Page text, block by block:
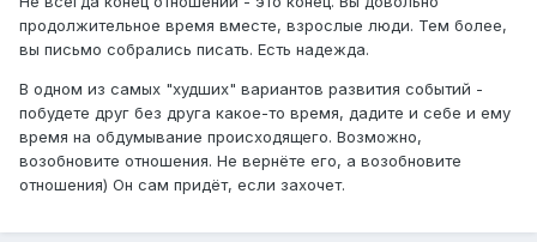
продолжительное время вместе, взрослые люди. Тем более,
вы письмо собрались писать. Есть надежда.
В одном из самых "худших" вариантов развития событий -
побудете друг без друга какое-то время, дадите и себе и ему
время на обдумывание происходящего. Возможно,
возобновите отношения. Не вернёте его, а возобновите
отношения) Он сам придёт, если захочет.